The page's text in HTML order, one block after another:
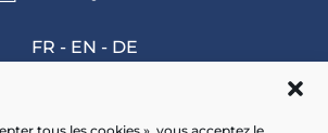
FR - EN - DE